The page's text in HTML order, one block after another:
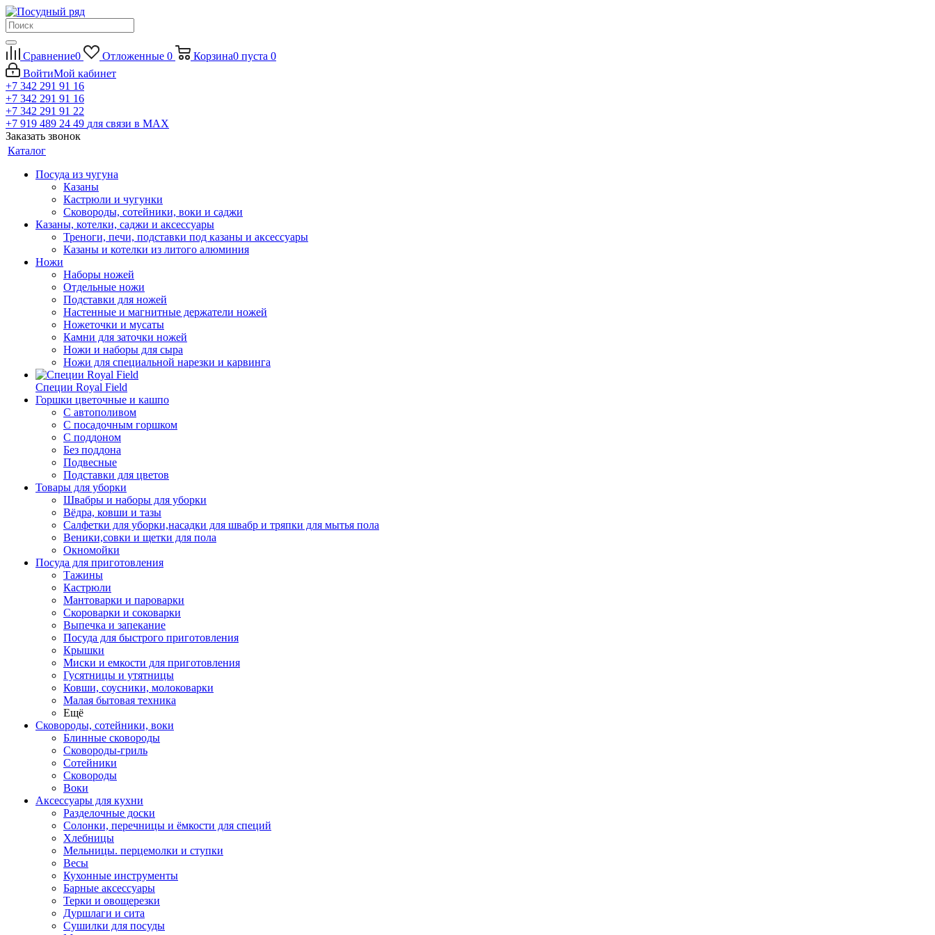
Сравнение0 Отложенные 0 Корзина0 пуста 0
ВойтиМой кабинет
+7 342 291 91 16
+7 342 291 91 16
+7 342 291 91 22
+7 919 489 24 49 для связи в МАХ
Заказать звонок
Каталог
Посуда из чугуна
Казаны
Кастрюли и чугунки
Сковороды, сотейники, воки и саджи
Казаны, котелки, саджи и аксессуары
Треноги, печи, подставки под казаны и аксессуары
Казаны и котелки из литого алюминия
Ножи
Наборы ножей
Отдельные ножи
Подставки для ножей
Настенные и магнитные держатели ножей
Ножеточки и мусаты
Камни для заточки ножей
Ножи и наборы для сыра
Ножи для специальной нарезки и карвинга
Специи Royal Field
Горшки цветочные и кашпо
С автополивом
С посадочным горшком
С поддоном
Без поддона
Подвесные
Подставки для цветов
Товары для уборки
Швабры и наборы для уборки
Вёдра, ковши и тазы
Салфетки для уборки,насадки для швабр и тряпки для мытья пола
Веники,совки и щетки для пола
Окномойки
Посуда для приготовления
Тажины
Кастрюли
Мантоварки и пароварки
Скороварки и соковарки
Выпечка и запекание
Посуда для быстрого приготовления
Крышки
Миски и емкости для приготовления
Гусятницы и утятницы
Ковши, соусники, молоковарки
Малая бытовая техника
Ещё
Сковороды, сотейники, воки
Блинные сковороды
Сковороды-гриль
Сотейники
Сковороды
Воки
Аксессуары для кухни
Разделочные доски
Солонки, перечницы и ёмкости для специй
Хлебницы
Мельницы. перцемолки и ступки
Весы
Кухонные инструменты
Барные аксессуары
Терки и овощерезки
Дуршлаги и сита
Сушилки для посуды